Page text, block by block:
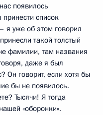
появилось
список
я уже об этом говорил
такой толстый
фамилии, там названия
даже я был
Он говорит, если хотя бы
бы не появилось.
Тысячи! Я тогда
«оборонки».